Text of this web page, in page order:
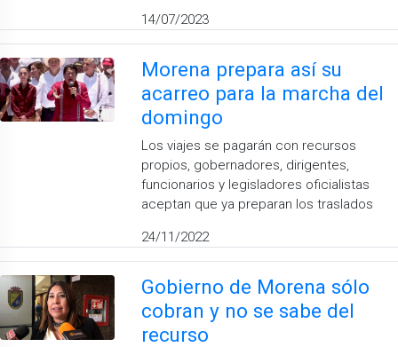
14/07/2023
Morena prepara así su
acarreo para la marcha del
domingo
Los viajes se pagarán con recursos
propios, gobernadores, dirigentes,
funcionarios y legisladores oficialistas
aceptan que ya preparan los traslados
24/11/2022
Gobierno de Morena sólo
cobran y no se sabe del
recurso